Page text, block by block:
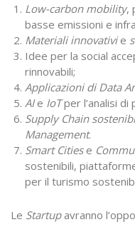
Low-carbon mobility,
basse emissioni e
Materiali innovativie
Idee per la social
rinnovabili;
Applicazioni di Data
AIe IoTper l’analisi di
Supply Chain
Management.
Smart Citiese
sostenibili,
per il turismo
Le Startupavranno